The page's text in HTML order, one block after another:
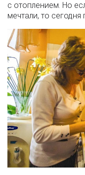
с отоплением. Но
мечтали, то